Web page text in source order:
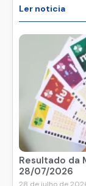
Ler noticia
Resultado da
28/07/2026